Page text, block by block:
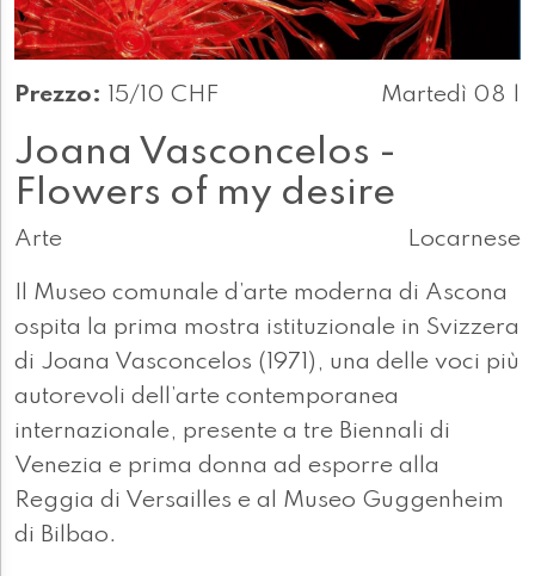
Prezzo: 15/10 CHF Martedì 08 |
Joana Vasconcelos -
Flowers of my desire
Arte Locarnese
Il Museo comunale d’arte moderna di Ascona
ospita la prima mostra istituzionale in Svizzera
di Joana Vasconcelos (1971), una delle voci più
autorevoli dell’arte contemporanea
internazionale, presente a tre Biennali di
Venezia e prima donna ad esporre alla
Reggia di Versailles e al Museo Guggenheim
di Bilbao.